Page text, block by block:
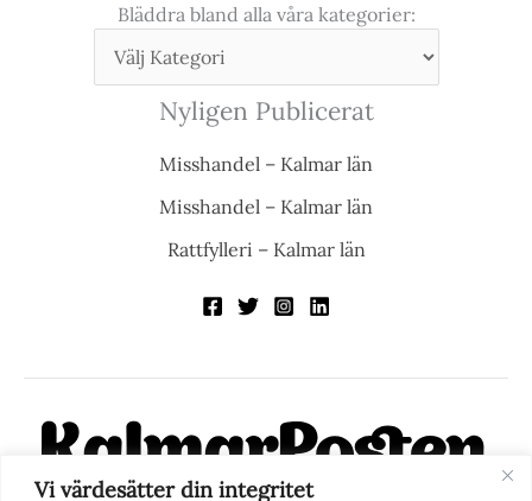
Vi värdesätter din integritet
Bläddra bland alla våra kategorier:
Nyligen Publicerat
Misshandel – Kalmar län
Misshandel – Kalmar län
Rattfylleri – Kalmar län